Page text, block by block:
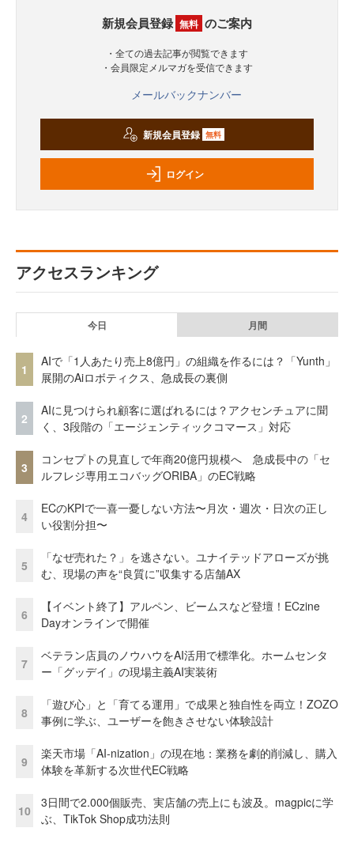
新規会員登録 無料 のご案内
・全ての過去記事が閲覧できます
・会員限定メルマガを受信できます
メールバックナンバー
新規会員登録 無料
ログイン
アクセスランキング
今日 月間
1
AIで「1人あたり売上8億円」の組織を作るには？「Yunth」
展開のAiロボティクス、急成長の裏側
2
AIに見つけられ顧客に選ばれるには？アクセンチュアに聞
く、3段階の「エージェンティックコマース」対応
3
コンセプトの見直しで年商20億円規模へ 急成長中の「セ
ルフレジ専用エコバッグORIBA」のEC戦略
4
ECのKPIで一喜一憂しない方法〜月次・週次・日次の正し
い役割分担〜
5
「なぜ売れた？」を逃さない。ユナイテッドアローズが挑
む、現場の声を“良質に”収集する店舗AX
6
【イベント終了】アルペン、ビームスなど登壇！ECzine
Dayオンラインで開催
7
ベテラン店員のノウハウをAI活用で標準化。ホームセンタ
ー「グッデイ」の現場主義AI実装術
8
「遊び心」と「育てる運用」で成果と独自性を両立！ZOZO
事例に学ぶ、ユーザーを飽きさせない体験設計
9
楽天市場「AI-nization」の現在地：業務を劇的削減し、購入
体験を革新する次世代EC戦略
10
3日間で2.000個販売、実店舗の売上にも波及。magpicに学
ぶ、TikTok Shop成功法則